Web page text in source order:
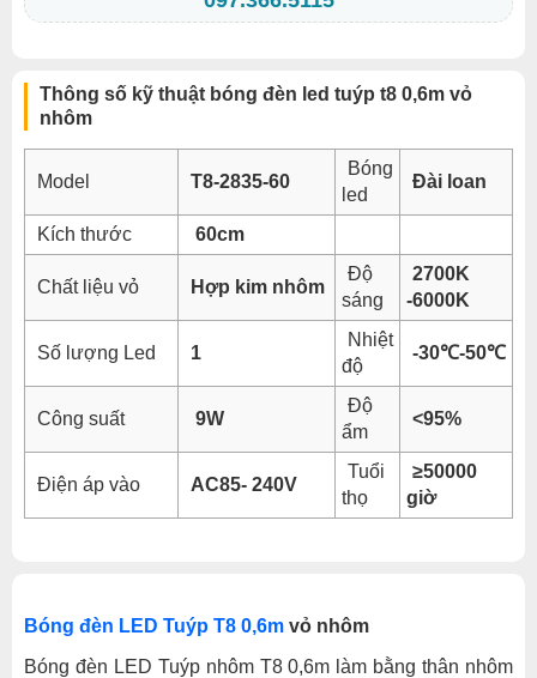
Thông số kỹ thuật bóng đèn led tuýp t8 0,6m vỏ
nhôm
Model T8-2835-60
Bóng
led
Đài loan
Kích thước 60cm
Chất liệu vỏ Hợp kim nhôm
Độ
sáng
2700K
-6000K
Số lượng Led 1
Nhiệt
độ
-30℃-50℃
Công suất 9W
Độ
ẩm
<95%
Điện áp vào AC85- 240V
Tuổi
thọ
≥50000
giờ
Bóng đèn LED Tuýp T8 0,6m vỏ nhôm
Bóng đèn LED Tuýp nhôm T8 0,6m làm bằng thân nhôm